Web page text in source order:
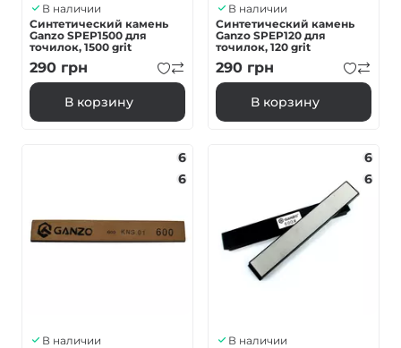
В наличии
Синтетический камень
Ganzo SPEP1500 для
точилок, 1500 grit
290 грн
В корзину
В наличии
Синтетический камень
Ganzo SPEP120 для
точилок, 120 grit
290 грн
В корзину
6
6
В наличии
6
6
В наличии